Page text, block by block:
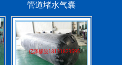
管道堵水气囊